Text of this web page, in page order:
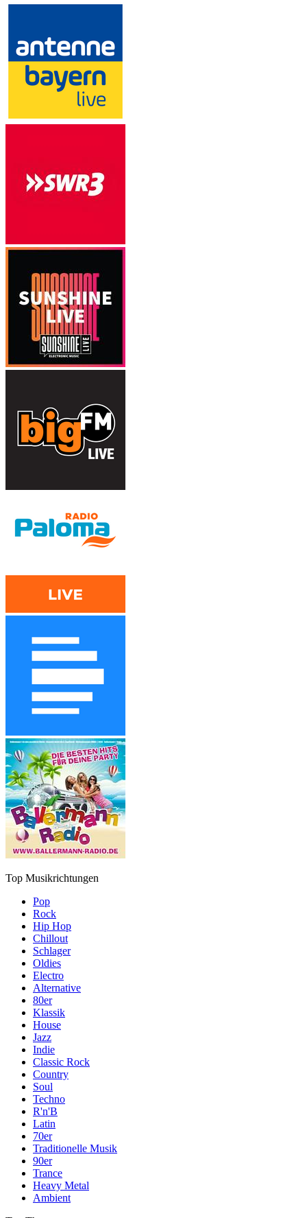
Top Musikrichtungen
Pop
Rock
Hip Hop
Chillout
Schlager
Oldies
Electro
Alternative
80er
Klassik
House
Jazz
Indie
Classic Rock
Country
Soul
Techno
R'n'B
Latin
70er
Traditionelle Musik
90er
Trance
Heavy Metal
Ambient